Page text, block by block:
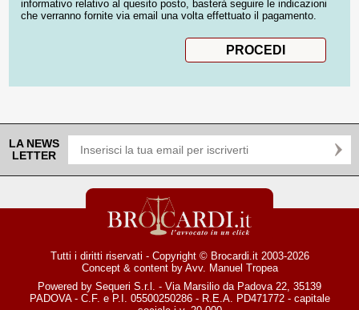
informativo relativo al quesito posto, basterà seguire le indicazioni
che verranno fornite via email una volta effettuato il pagamento.
LA NEWS
LETTER
Tutti i diritti riservati - Copyright © Brocardi.it 2003-2026
Concept & content by Avv. Manuel Tropea
Powered by Sequeri S.r.l. - Via Marsilio da Padova 22, 35139
PADOVA - C.F. e P.I. 05500250286 - R.E.A. PD471772 - capitale